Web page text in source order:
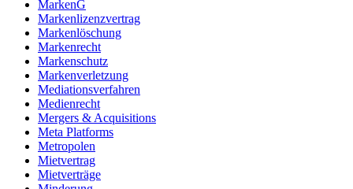
MarkenG
Markenlizenzvertrag
Markenlöschung
Markenrecht
Markenschutz
Markenverletzung
Mediationsverfahren
Medienrecht
Mergers & Acquisitions
Meta Platforms
Metropolen
Mietvertrag
Mietverträge